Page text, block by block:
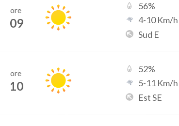
ore
09
56%
4-10Km/h
Sud E
ore
10
52%
5-11 Km/h
Est SE